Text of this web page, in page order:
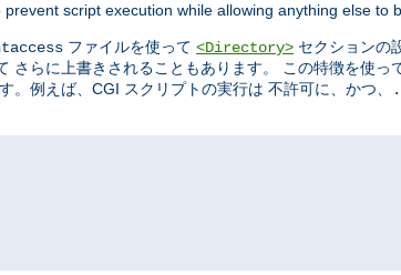
script execution while allowing anything else to
ファイルを使って <Directory> セクションの
さらに上書きされることもあります。 この特徴を使っ
例えば、CGI スクリプトの実行は 不許可に、かつ、